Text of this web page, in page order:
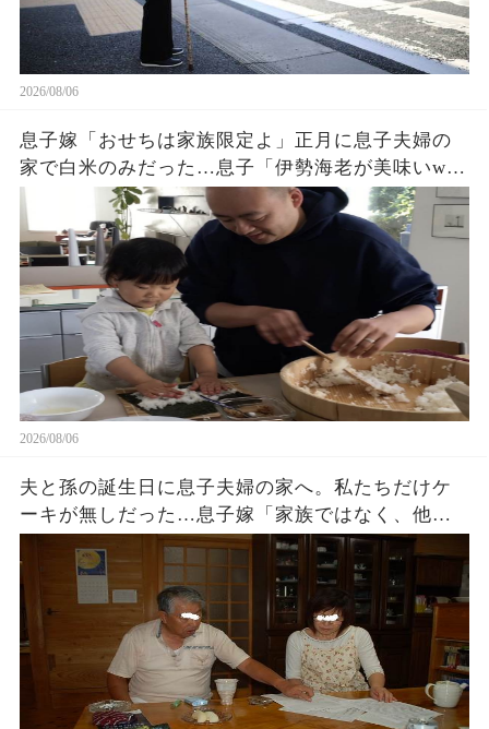
2026/08/06
息子嫁「おせちは家族限定よ」正月に息子夫婦の
家で白米のみだった…息子「伊勢海老が美味いw」
夫「家に戻ろう」私「はい」→翌日、息子夫婦か
ら300件の鬼電が…w
2026/08/06
夫と孫の誕生日に息子夫婦の家へ。私たちだけケ
ーキが無しだった…息子嫁「家族ではなく、他人
でしょ？w」夫「家に戻ろう…」私「そうね…」→
翌日､血相を変えた息子嫁から鬼電が…